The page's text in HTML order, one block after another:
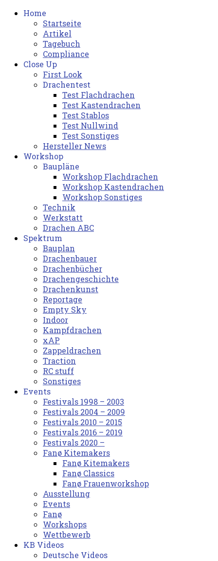
Home
Startseite
Artikel
Tagebuch
Compliance
Close Up
First Look
Drachentest
Test Flachdrachen
Test Kastendrachen
Test Stablos
Test Nullwind
Test Sonstiges
Hersteller News
Workshop
Baupläne
Workshop Flachdrachen
Workshop Kastendrachen
Workshop Sonstiges
Technik
Werkstatt
Drachen ABC
Spektrum
Bauplan
Drachenbauer
Drachenbücher
Drachengeschichte
Drachenkunst
Reportage
Empty Sky
Indoor
Kampfdrachen
xAP
Zappeldrachen
Traction
RC stuff
Sonstiges
Events
Festivals 1998 – 2003
Festivals 2004 – 2009
Festivals 2010 – 2015
Festivals 2016 – 2019
Festivals 2020 –
Fanø Kitemakers
Fanø Kitemakers
Fanø Classics
Fanø Frauenworkshop
Ausstellung
Events
Fanø
Workshops
Wettbewerb
KB Videos
Deutsche Videos